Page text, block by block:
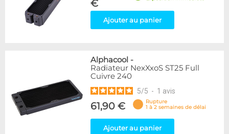
€
Ajouter au panier
Alphacool -
Radiateur NexXxoS ST25 Full
Cuivre 240
5/5 - 1 avis
61,90 €
Rupture
1 à 2 semaines de délai
Ajouter au panier